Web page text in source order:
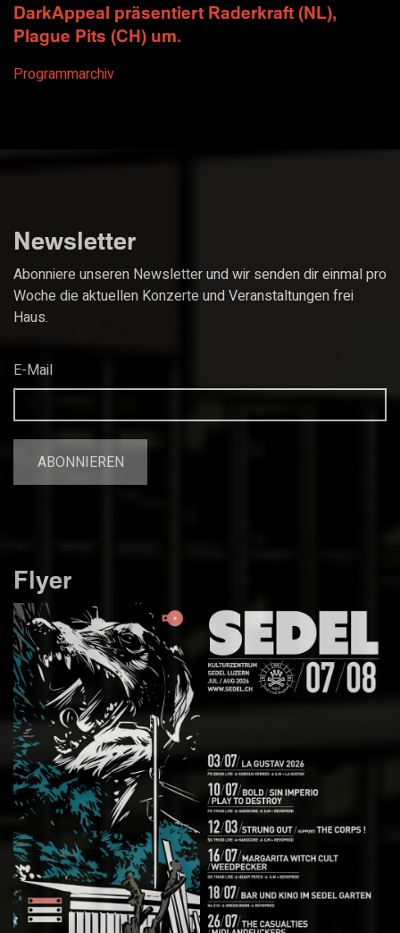
DarkAppeal präsentiert Raderkraft (NL),
Plague Pits (CH) um.
Programmarchiv
Newsletter
Abonniere unseren Newsletter und wir senden dir einmal pro
Woche die aktuellen Konzerte und Veranstaltungen frei
Haus.
E-Mail
Flyer